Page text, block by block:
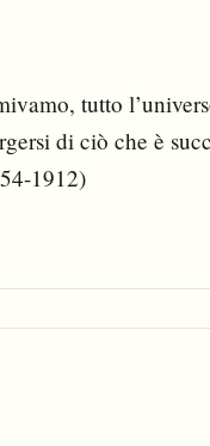
tutto
di ciò che è
1912)